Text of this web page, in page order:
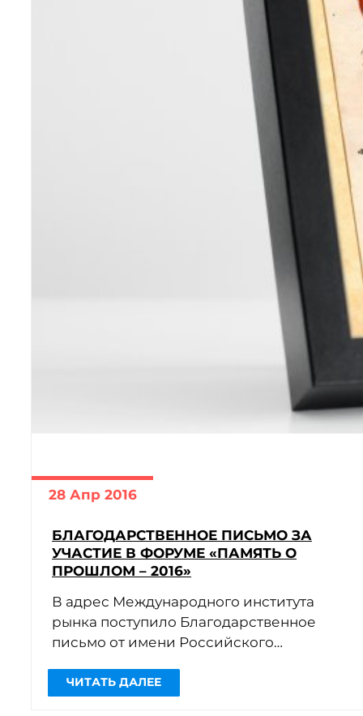
28 Апр 2016
БЛАГОДАРСТВЕННОЕ ПИСЬМО ЗА
УЧАСТИЕ В ФОРУМЕ «ПАМЯТЬ О
ПРОШЛОМ – 2016»
В адрес Международного института
рынка поступило Благодарственное
письмо от имени Российского
технической документации за активное